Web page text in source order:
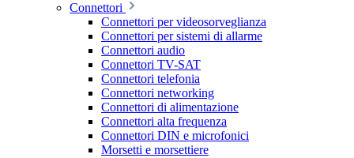
Connettori
Connettori per videosorveglianza
Connettori per sistemi di allarme
Connettori audio
Connettori TV-SAT
Connettori telefonia
Connettori networking
Connettori di alimentazione
Connettori alta frequenza
Connettori DIN e microfonici
Morsetti e morsettiere